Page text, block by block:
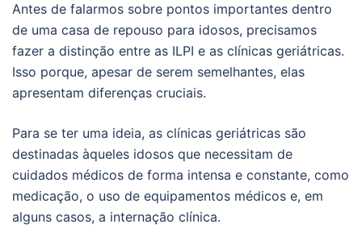
Antes de falarmos sobre pontos importantes dentro
de uma casa de repouso para idosos, precisamos
fazer a distinção entre as ILPI e as clínicas geriátricas.
Isso porque, apesar de serem semelhantes, elas
apresentam diferenças cruciais.
Para se ter uma ideia, as clínicas geriátricas são
destinadas àqueles idosos que necessitam de
cuidados médicos de forma intensa e constante, como
medicação, o uso de equipamentos médicos e, em
alguns casos, a internação clínica.